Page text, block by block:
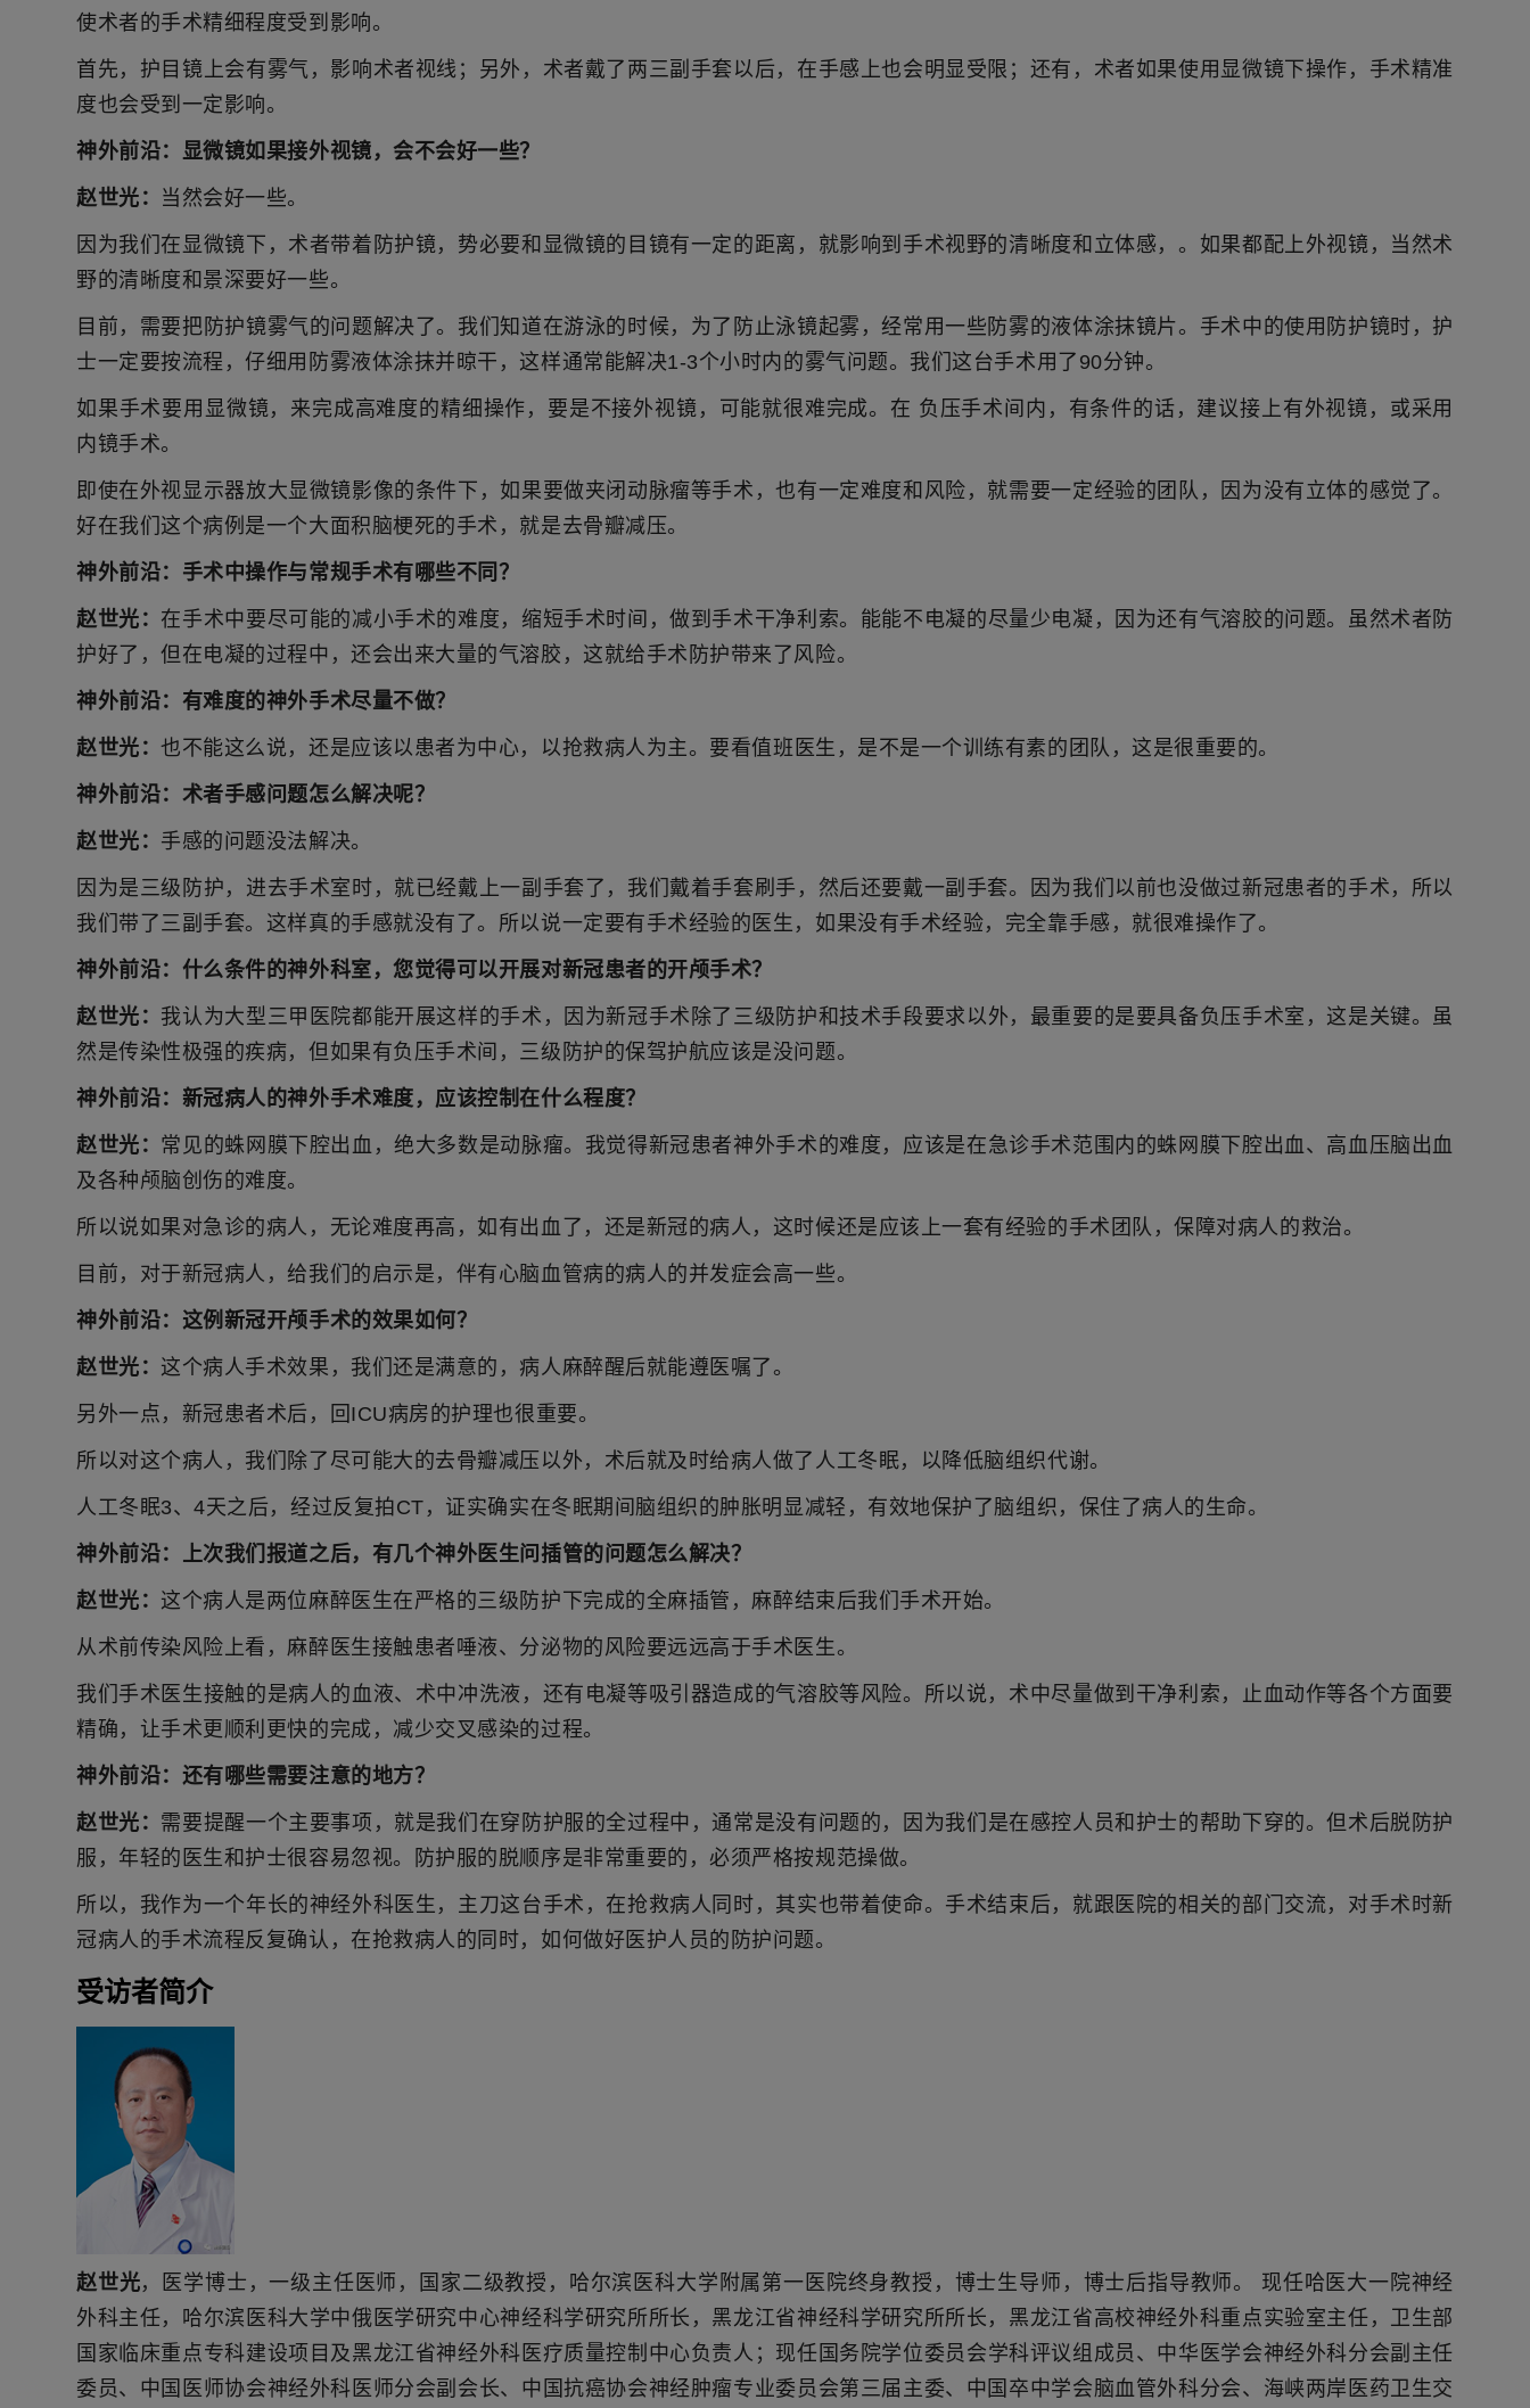
使术者的手术精细程度受到影响。
首先，护目镜上会有雾气，影响术者视线；另外，术者戴了两三副手套以后，在手感上也会明显受限；还有，术者如果使用显微镜下操作，手术精准
度也会受到一定影响。
神外前沿： 显微镜如果接外视镜，会不会好一些？
赵世光： 当然会好一些。
因为我们在显微镜下，术者带着防护镜，势必要和显微镜的目镜有一定的距离，就影响到手术视野的清晰度和立体感，。如果都配上外视镜，当然术
野的清晰度和景深要好一些。
目前，需要把防护镜雾气的问题解决了。我们知道在游泳的时候，为了防止泳镜起雾，经常用一些防雾的液体涂抹镜片。手术中的使用防护镜时，护
士一定要按流程，仔细用防雾液体涂抹并晾干，这样通常能解决1-3个小时内的雾气问题。我们这台手术用了90分钟。
如果手术要用显微镜，来完成高难度的精细操作，要是不接外视镜，可能就很难完成。在 负压手术间内，有条件的话，建议接上有外视镜，或采用
内镜手术。
即使在外视显示器放大显微镜影像的条件下，如果要做夹闭动脉瘤等手术，也有一定难度和风险，就需要一定经验的团队，因为没有立体的感觉了。
好在我们这个病例是一个大面积脑梗死的手术，就是去骨瓣减压。
神外前沿： 手术中操作与常规手术有哪些不同？
赵世光： 在手术中要尽可能的减小手术的难度，缩短手术时间，做到手术干净利索。能能不电凝的尽量少电凝，因为还有气溶胶的问题。虽然术者防
护好了，但在电凝的过程中，还会出来大量的气溶胶，这就给手术防护带来了风险。
神外前沿： 有难度的神外手术尽量不做？
赵世光：也不能这么说，还是应该以患者为中心，以抢救病人为主。要看值班医生，是不是一个训练有素的团队，这是很重要的。
神外前沿： 术者手感问题怎么解决呢？
赵世光： 手感的问题没法解决。
因为是三级防护，进去手术室时，就已经戴上一副手套了，我们戴着手套刷手，然后还要戴一副手套。因为我们以前也没做过新冠患者的手术，所以
我们带了三副手套。这样真的手感就没有了。所以说一定要有手术经验的医生，如果没有手术经验，完全靠手感，就很难操作了。
神外前沿： 什么条件的神外科室，您觉得可以开展对新冠患者的开颅手术？
赵世光： 我认为大型三甲医院都能开展这样的手术，因为新冠手术除了三级防护和技术手段要求以外，最重要的是要具备负压手术室，这是关键。虽
然是传染性极强的疾病，但如果有负压手术间，三级防护的保驾护航应该是没问题。
神外前沿： 新冠病人的神外手术难度，应该控制在什么程度？
赵世光： 常见的蛛网膜下腔出血，绝大多数是动脉瘤。我觉得新冠患者神外手术的难度，应该是在急诊手术范围内的蛛网膜下腔出血、高血压脑出血
及各种颅脑创伤的难度。
所以说如果对急诊的病人，无论难度再高，如有出血了，还是新冠的病人，这时候还是应该上一套有经验的手术团队，保障对病人的救治。
目前，对于新冠病人，给我们的启示是，伴有心脑血管病的病人的并发症会高一些。
神外前沿： 这例新冠开颅手术的效果如何？
赵世光： 这个病人手术效果，我们还是满意的，病人麻醉醒后就能遵医嘱了。
另外一点，新冠患者术后，回ICU病房的护理也很重要。
所以对这个病人，我们除了尽可能大的去骨瓣减压以外，术后就及时给病人做了人工冬眠，以降低脑组织代谢。
人工冬眠3、4天之后，经过反复拍CT，证实确实在冬眠期间脑组织的肿胀明显减轻，有效地保护了脑组织，保住了病人的生命。
神外前沿： 上次我们报道之后，有几个神外医生问插管的问题怎么解决？
赵世光： 这个病人是两位麻醉医生在严格的三级防护下完成的全麻插管，麻醉结束后我们手术开始。
从术前传染风险上看，麻醉医生接触患者唾液、分泌物的风险要远远高于手术医生。
我们手术医生接触的是病人的血液、术中冲洗液，还有电凝等吸引器造成的气溶胶等风险。所以说，术中尽量做到干净利索，止血动作等各个方面要
精确，让手术更顺利更快的完成，减少交叉感染的过程。
神外前沿： 还有哪些需要注意的地方？
赵世光： 需要提醒一个主要事项，就是我们在穿防护服的全过程中，通常是没有问题的，因为我们是在感控人员和护士的帮助下穿的。但术后脱防护
服，年轻的医生和护士很容易忽视。防护服的脱顺序是非常重要的，必须严格按规范操做。
所以，我作为一个年长的神经外科医生，主刀这台手术，在抢救病人同时，其实也带着使命。手术结束后，就跟医院的相关的部门交流，对手术时新
冠病人的手术流程反复确认，在抢救病人的同时，如何做好医护人员的防护问题。
受访者简介
赵世光，医学博士，一级主任医师，国家二级教授，哈尔滨医科大学附属第一医院终身教授，博士生导师，博士后指导教师。
现任哈医大一院神经
外科主任，哈尔滨医科大学中俄医学研究中心神经科学研究所所长，黑龙江省神经科学研究所所长，黑龙江省高校神经外科重点实验室主任，卫生部
国家临床重点专科建设项目及黑龙江省神经外科医疗质量控制中心负责人； 现任国务院学位委员会学科评议组成员、中华医学会神经外科分会副主任
委员、中国医师协会神经外科医师分会副会长、中国抗癌协会神经肿瘤专业委员会第三届主委、中国卒中学会脑血管外科分会、海峡两岸医药卫生交